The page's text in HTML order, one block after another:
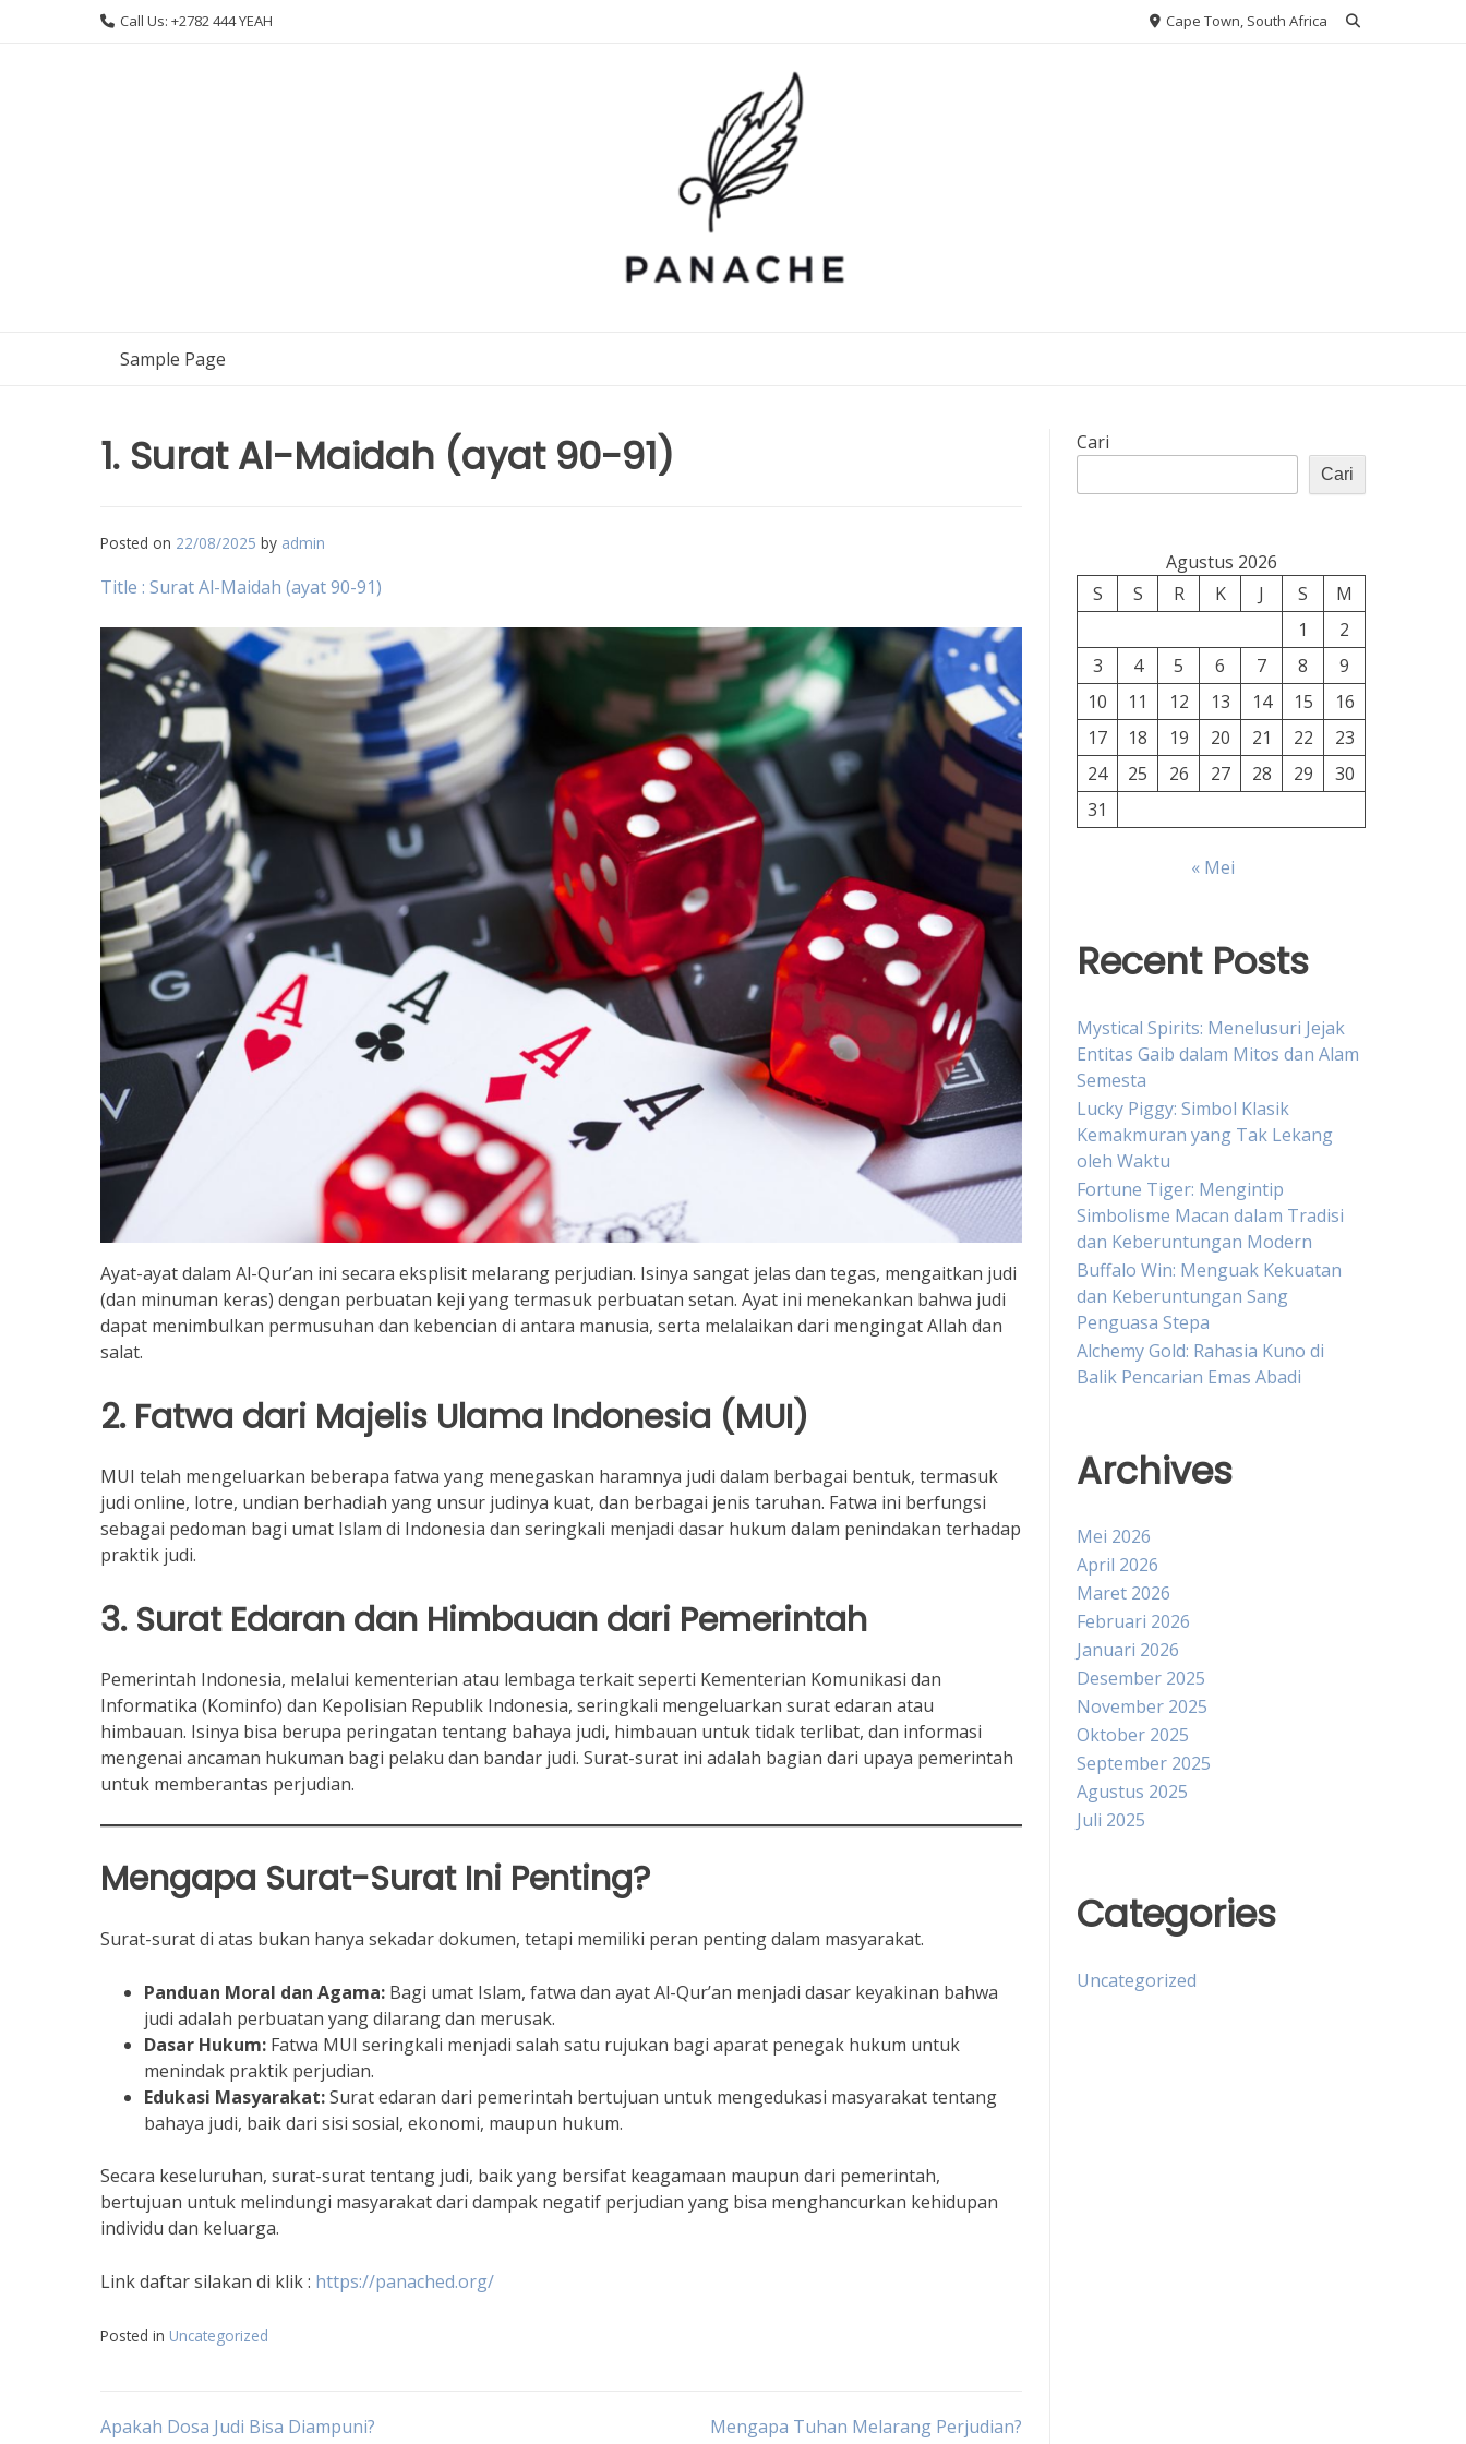
Call Us: +2782 444 YEAH Cape Town, South Africa
Sample Page
1. Surat Al-Maidah (ayat 90-91)
Posted on 22/08/2025 by admin
Title : Surat Al-Maidah (ayat 90-91)
Ayat-ayat dalam Al-Qur’an ini secara eksplisit melarang perjudian. Isinya sangat jelas dan tegas, mengaitkan judi
(dan minuman keras) dengan perbuatan keji yang termasuk perbuatan setan. Ayat ini menekankan bahwa judi
dapat menimbulkan permusuhan dan kebencian di antara manusia, serta melalaikan dari mengingat Allah dan
salat.
2. Fatwa dari Majelis Ulama Indonesia (MUI)
MUI telah mengeluarkan beberapa fatwa yang menegaskan haramnya judi dalam berbagai bentuk, termasuk
judi online, lotre, undian berhadiah yang unsur judinya kuat, dan berbagai jenis taruhan. Fatwa ini berfungsi
sebagai pedoman bagi umat Islam di Indonesia dan seringkali menjadi dasar hukum dalam penindakan terhadap
praktik judi.
3. Surat Edaran dan Himbauan dari Pemerintah
Pemerintah Indonesia, melalui kementerian atau lembaga terkait seperti Kementerian Komunikasi dan
Informatika (Kominfo) dan Kepolisian Republik Indonesia, seringkali mengeluarkan surat edaran atau
himbauan. Isinya bisa berupa peringatan tentang bahaya judi, himbauan untuk tidak terlibat, dan informasi
mengenai ancaman hukuman bagi pelaku dan bandar judi. Surat-surat ini adalah bagian dari upaya pemerintah
untuk memberantas perjudian.
Mengapa Surat-Surat Ini Penting?
Surat-surat di atas bukan hanya sekadar dokumen, tetapi memiliki peran penting dalam masyarakat.
Panduan Moral dan Agama: Bagi umat Islam, fatwa dan ayat Al-Qur’an menjadi dasar keyakinan bahwa
judi adalah perbuatan yang dilarang dan merusak.
Dasar Hukum: Fatwa MUI seringkali menjadi salah satu rujukan bagi aparat penegak hukum untuk
menindak praktik perjudian.
Edukasi Masyarakat:Surat edaran dari pemerintah bertujuan untuk mengedukasi masyarakat tentang
bahaya judi, baik dari sisi sosial, ekonomi, maupun hukum.
Secara keseluruhan, surat-surat tentang judi, baik yang bersifat keagamaan maupun dari pemerintah,
bertujuan untuk melindungi masyarakat dari dampak negatif perjudian yang bisa menghancurkan kehidupan
individu dan keluarga.
Link daftar silakan di klik : https://panached.org/
Posted in Uncategorized
Apakah Dosa Judi Bisa Diampuni? Mengapa Tuhan Melarang Perjudian?
Cari
Cari
Agustus 2026
S
S R K J S
M
1
2
3
4 5 6 7 8
9
10
11 12 13 14 15
16
17
18 19 20 21 22
23
24
25 26 27 28 29
30
31
« Mei
Recent Posts
Mystical Spirits: Menelusuri Jejak
Entitas Gaib dalam Mitos dan Alam
Semesta
Lucky Piggy: Simbol Klasik
Kemakmuran yang Tak Lekang
oleh Waktu
Fortune Tiger: Mengintip
Simbolisme Macan dalam Tradisi
dan Keberuntungan Modern
Buffalo Win: Menguak Kekuatan
dan Keberuntungan Sang
Penguasa Stepa
Alchemy Gold: Rahasia Kuno di
Balik Pencarian Emas Abadi
Archives
Mei 2026
April 2026
Maret 2026
Februari 2026
Januari 2026
Desember 2025
November 2025
Oktober 2025
September 2025
Agustus 2025
Juli 2025
Categories
Uncategorized